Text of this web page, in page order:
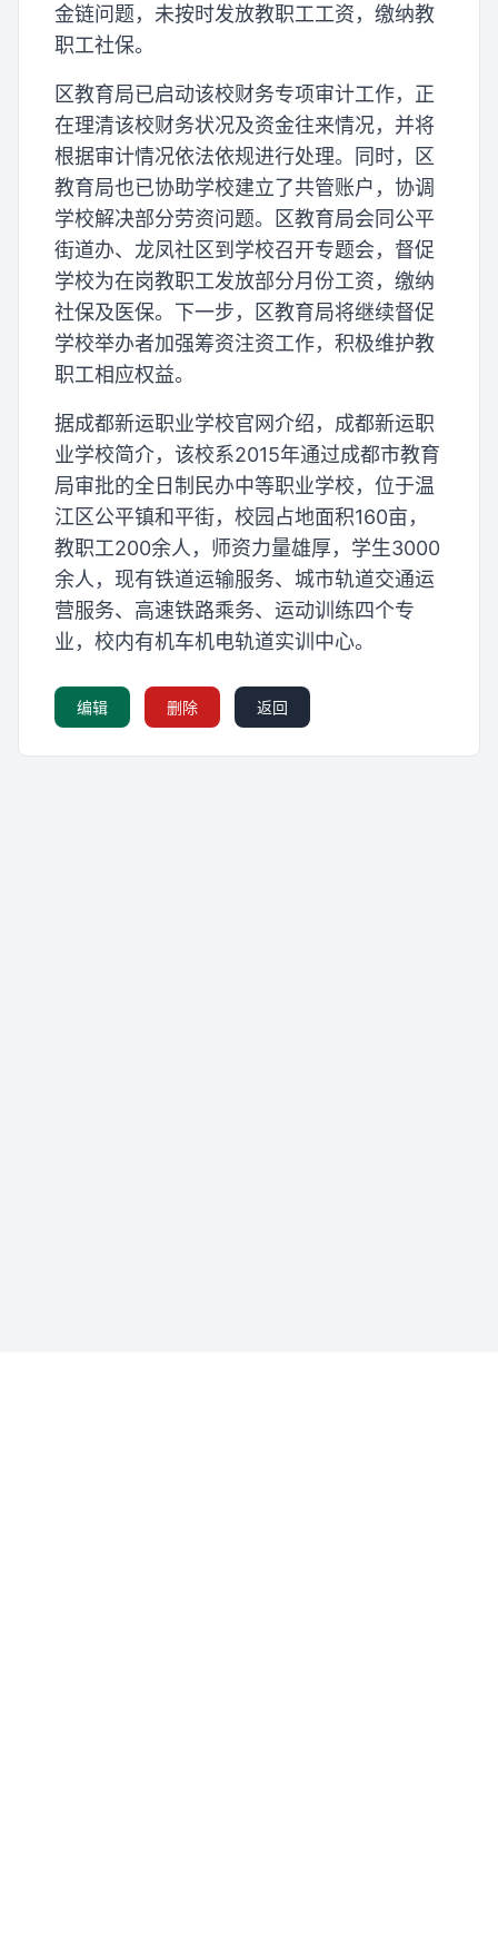
金链问题，未按时发放教职工工资，缴纳教
职工社保。
区教育局已启动该校财务专项审计工作，正
在理清该校财务状况及资金往来情况，并将
根据审计情况依法依规进行处理。同时，区
教育局也已协助学校建立了共管账户，协调
学校解决部分劳资问题。区教育局会同公平
街道办、龙凤社区到学校召开专题会，督促
学校为在岗教职工发放部分月份工资，缴纳
社保及医保。下一步，区教育局将继续督促
学校举办者加强筹资注资工作，积极维护教
职工相应权益。
据成都新运职业学校官网介绍，成都新运职
业学校简介，该校系2015年通过成都市教育
局审批的全日制民办中等职业学校，位于温
江区公平镇和平街，校园占地面积160亩，
教职工200余人，师资力量雄厚，学生3000
余人，现有铁道运输服务、城市轨道交通运
营服务、高速铁路乘务、运动训练四个专
业，校内有机车机电轨道实训中心。
编辑 删除 返回